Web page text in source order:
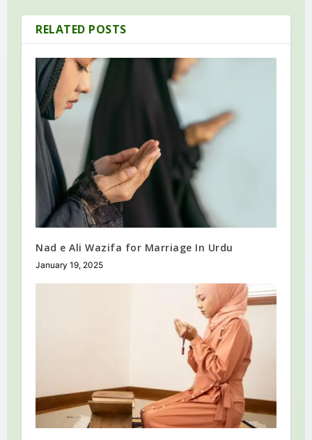
RELATED POSTS
Nad e Ali Wazifa for Marriage In Urdu
January 19, 2025